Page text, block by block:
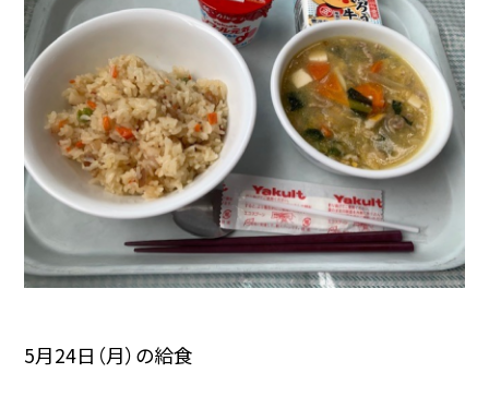
5月24日（月）の給食